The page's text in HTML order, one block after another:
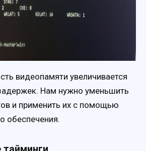
видеопамяти увеличивается
Нам нужно уменьшить
и применить их с помощью
обеспечения.